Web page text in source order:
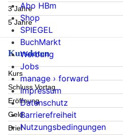
3 Jahre
5 Jahre
Kursdaten
Kurs
Schluss Vortag
Eröffnung
Geld
Brief
Abo HBm
Shop
SPIEGEL
BuchMarkt
Werbung
Jobs
manage › forward
Impressum
Datenschutz
Barrierefreiheit
Nutzungsbedingungen